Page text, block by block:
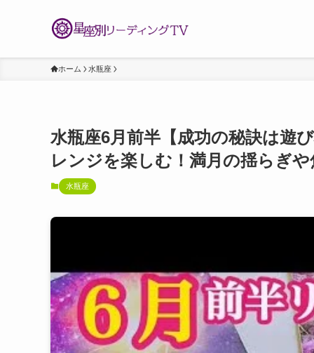
ホーム 水瓶座
水瓶座6月前半【成功の秘訣は遊
レンジを楽しむ！満月の揺らぎ
水瓶座